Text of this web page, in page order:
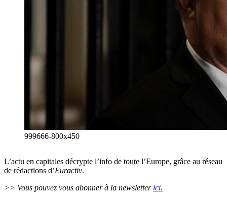
999666-800x450
L’actu en capitales décrypte l’info de toute l’Europe, grâce au réseau
de rédactions d’Euractiv.
>> Vous pouvez vous abonner à la newsletter ici.